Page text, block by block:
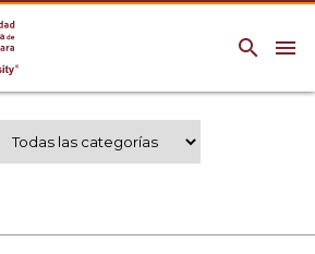
menu
search
UAG